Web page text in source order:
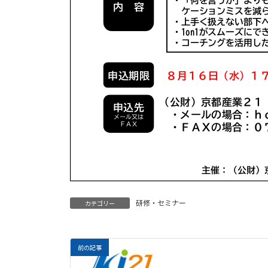
カテゴリー 研修・セミナー
前の記事